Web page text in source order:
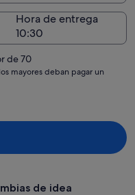
Hora de entrega
de 70
mayores deban pagar un
de idea